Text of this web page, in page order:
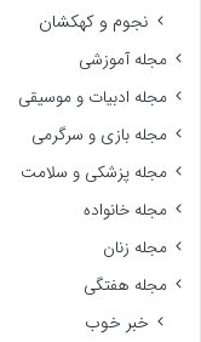
نجوم و کهکشان
مجله آموزشی
مجله ادبیات و موسیقی
مجله بازی و سرگرمی
مجله پزشکی و سلامت
مجله خانواده
مجله زنان
مجله هفتگی
خبر خوب